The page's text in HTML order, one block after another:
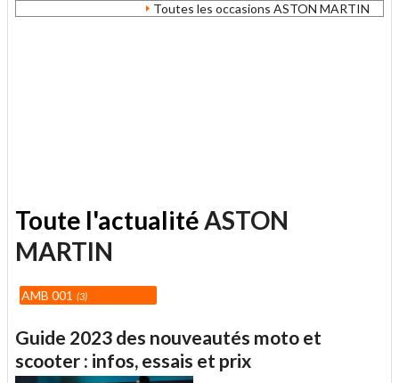
Toutes les occasions ASTON MARTIN
Toute l'actualité ASTON
MARTIN
AMB 001 3
Guide 2023 des nouveautés moto et
scooter : infos, essais et prix